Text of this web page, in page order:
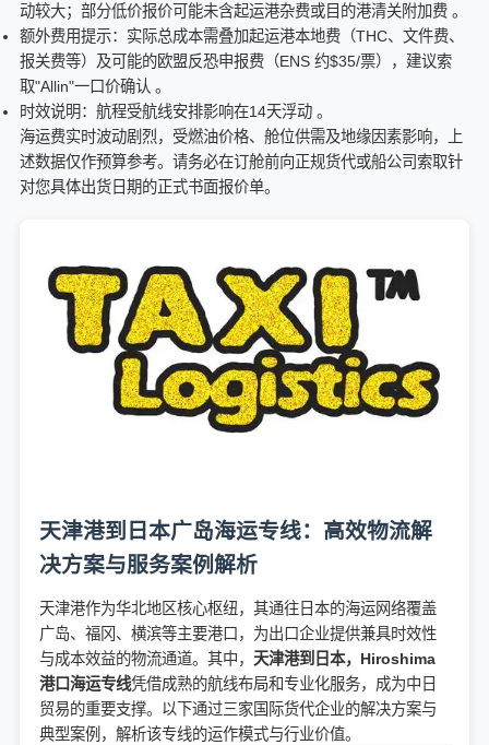
动较大；部分低价报价可能未含起运港杂费或目的港清关附加费 。
额外费用提示：实际总成本需叠加起运港本地费（THC、文件费、
报关费等）及可能的欧盟反恐申报费（ENS 约$35/票），建议索
取"Allin"一口价确认 。
时效说明：航程受航线安排影响在14天浮动 。
海运费实时波动剧烈，受燃油价格、舱位供需及地缘因素影响，上
述数据仅作预算参考。请务必在订舱前向正规货代或船公司索取针
对您具体出货日期的正式书面报价单。
天津港到日本广岛海运专线：高效物流解
决方案与服务案例解析
天津港作为华北地区核心枢纽，其通往日本的海运网络覆盖
广岛、福冈、横滨等主要港口，为出口企业提供兼具时效性
与成本效益的物流通道。其中， 天津港到日本，Hiroshima
港口海运专线凭借成熟的航线布局和专业化服务，成为中日
贸易的重要支撑。以下通过三家国际货代企业的解决方案与
典型案例，解析该专线的运作模式与行业价值。